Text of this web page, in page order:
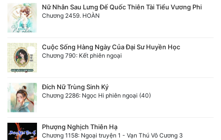
Tính Cách Nhân Vật :
Cơ Trí
Sát Phạt Quyết Đoán
Vô Sỉ
Điềm Đạm
Nữ Nhân Sau Lưng Đế Quốc Thiên Tài Tiểu Vương Phi
Chương 2459. HOÀN
Cuộc Sống Hàng Ngày Của Đại Sư Huyền Học
Chương 790: Kết phiên ngoại
Đích Nữ Trùng Sinh Ký
Chương 2286: Ngọc Hi phiên ngoại (40)
Phượng Nghịch Thiên Hạ
Chương 1158: Ngoại truyện 1 - Vạn Thú Vô Cương 3